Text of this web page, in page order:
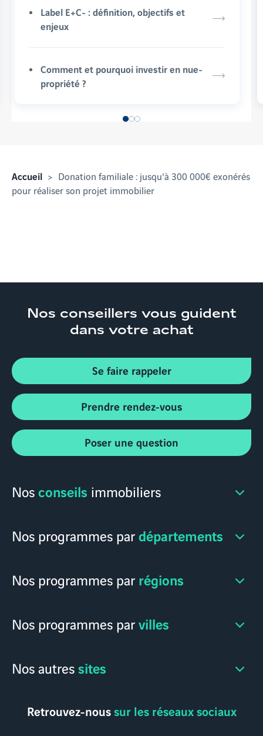
Label E+C- : définition, objectifs et
enjeux
Comment et pourquoi investir en nue-
propriété ?
Accueil
Donation familiale : jusqu'à 300 000€ exonérés
pour réaliser son projet immobilier
Nos conseillers vous guident
dans votre achat
Se faire rappeler
Prendre rendez-vous
Poser une question
Nosconseils immobiliers
Nos programmes pardépartements
Nos programmes par régions
Nos programmes parvilles
Nos autressites
Retrouvez-noussur les réseaux sociaux